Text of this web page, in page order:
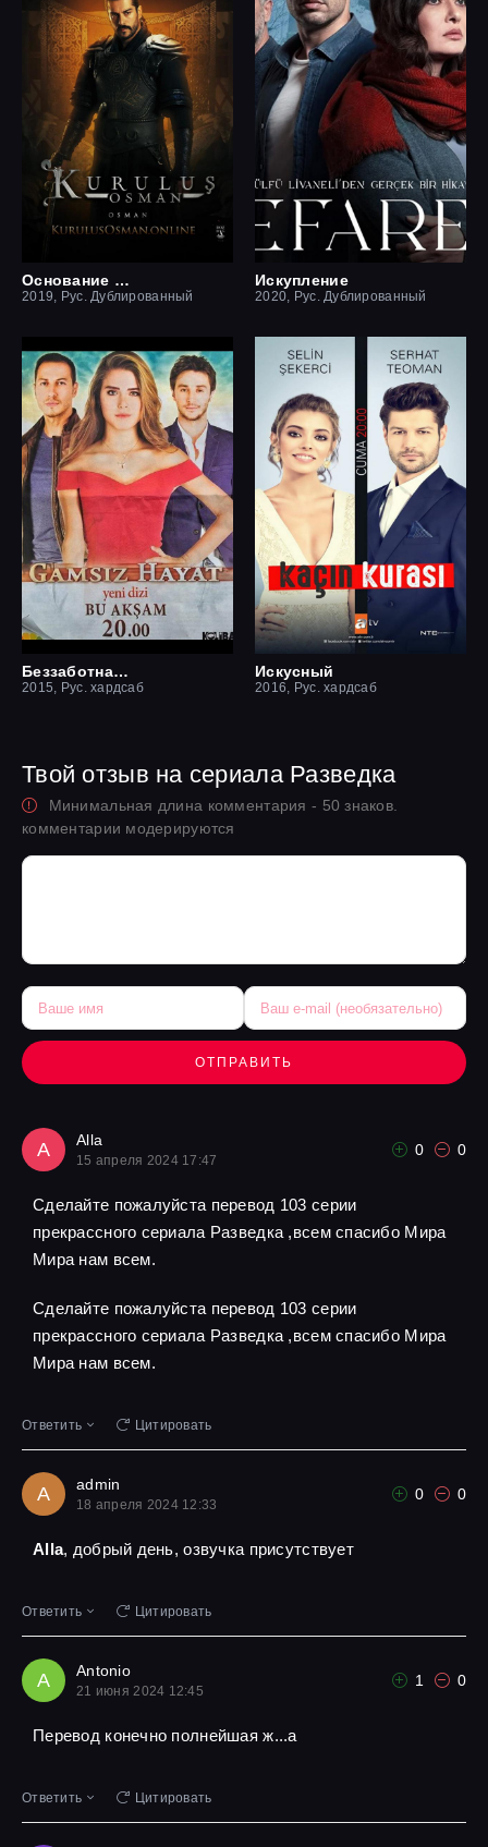
Основание Осман
2019, Рус. Дублированный
Искупление
2020, Рус. Дублированный
Беззаботная жизнь
2015, Рус. хардсаб
Искусный
2016, Рус. хардсаб
Твой отзыв на сериала Разведка
Минимальная длина комментария - 50 знаков.
комментарии модерируются
ОТПРАВИТЬ
A Alla
15 апреля 2024 17:47
0 0
Сделайте пожалуйста перевод 103 серии
прекрассного сериала Разведка ,всем спасибо Мира
Мира нам всем.
Сделайте пожалуйста перевод 103 серии
прекрассного сериала Разведка ,всем спасибо Мира
Мира нам всем.
Ответить Цитировать
A admin
18 апреля 2024 12:33
0 0
Alla, добрый день, озвучка присутствует
Ответить Цитировать
A Antonio
21 июня 2024 12:45
1 0
Перевод конечно полнейшая ж...а
Ответить Цитировать